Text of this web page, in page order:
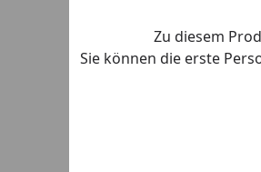
Zu diesem
Sie können die erste